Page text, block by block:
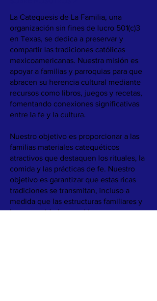
La Catequesis de La Familia, una
organización sin fines de lucro 501(c)3
en Texas, se dedica a preservar y
compartir las tradiciones católicas
mexicoamericanas. Nuestra misión es
apoyar a familias y parroquias para que
abracen su herencia cultural mediante
recursos como libros, juegos y recetas,
fomentando conexiones significativas
entre la fe y la cultura.
Nuestro objetivo es proporcionar a las
familias materiales catequéticos
atractivos que destaquen los rituales, la
comida y las prácticas de fe. Nuestro
objetivo es garantizar que estas ricas
tradiciones se transmitan, incluso a
medida que las estructuras familiares y
las comunidades cambian.